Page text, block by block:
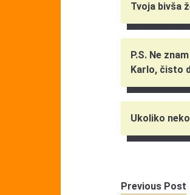
Tvoja bivša
P.S. Ne
Karlo, čisto
Ukoliko
Previous Post